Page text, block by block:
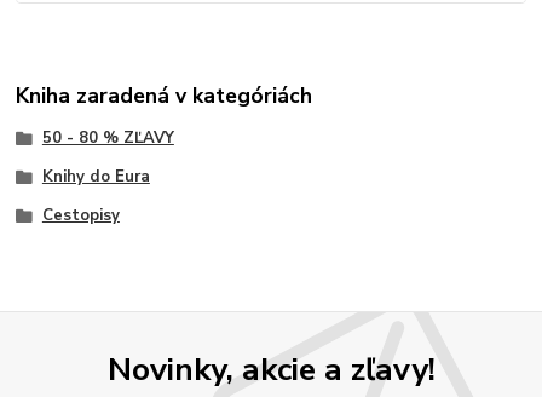
Kniha zaradená v kategóriách
50 - 80 % ZĽAVY
Knihy do Eura
Cestopisy
Novinky, akcie a zľavy!